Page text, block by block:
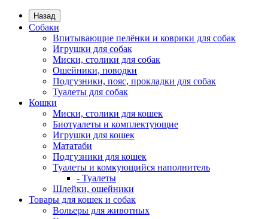
Назад
Собаки
Впитывающие пелёнки и коврики для собак
Игрушки для собак
Миски, столики для собак
Ошейники, поводки
Подгузники, пояс, прокладки для собак
Туалеты для собак
Кошки
Миски, столики для кошек
Биотуалеты и комплектующие
Игрушки для кошек
Мататаби
Подгузники для кошек
Туалеты и комкующийся наполнитель
- Туалеты
Шлейки, ошейники
Товары для кошек и собак
Вольеры для животных